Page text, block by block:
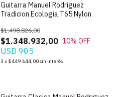
Guitarra Manuel Rodriguez
Tradicion Ecologia T65 Nylon
$1.348.932,00
$1.498.826,00
10% OFF
USD 905
3 x $449.644,00sin interés